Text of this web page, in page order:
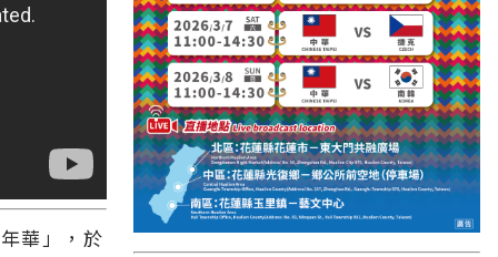
關山鎮
苗栗縣
其他地區
新竹市
和平鄉
台南市
華」，於